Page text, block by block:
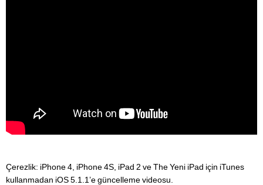
Çerezlik: iPhone 4, iPhone 4S, iPad 2 ve The Yeni iPad için iTunes
kullanmadan iOS 5.1.1’e güncelleme videosu.